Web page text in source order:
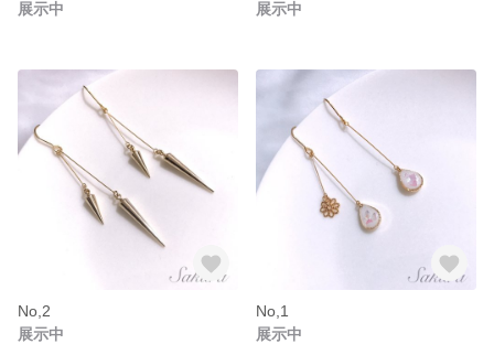
展示中 展示中
No,2
展示中
No,1
展示中